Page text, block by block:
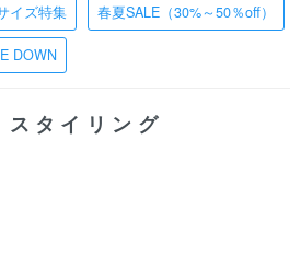
イズ特集 春夏SALE（30%～50％off）
DOWN
タイリング